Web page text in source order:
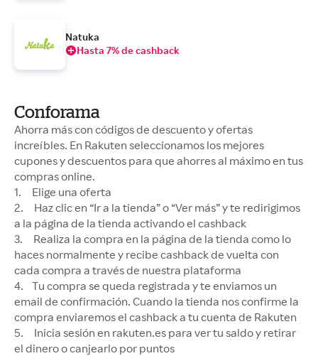
Natuka
Hasta 7% de cashback
Conforama
Ahorra más con códigos de descuento y ofertas
increíbles. En Rakuten seleccionamos los mejores
cupones y descuentos para que ahorres al máximo en tus
compras online.
1. Elige una oferta
2. Haz clic en “Ir a la tienda” o “Ver más” y te redirigimos
a la página de la tienda activando el cashback
3. Realiza la compra en la página de la tienda como lo
haces normalmente y recibe cashback de vuelta con
cada compra a través de nuestra plataforma
4. Tu compra se queda registrada y te enviamos un
email de confirmación. Cuando la tienda nos confirme la
compra enviaremos el cashback a tu cuenta de Rakuten
5. Inicia sesión en rakuten.es para ver tu saldo y retirar
el dinero o canjearlo por puntos